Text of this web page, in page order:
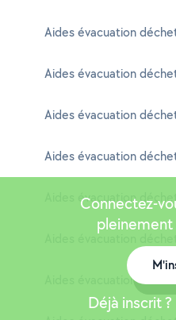
Aides évacuation
Aides évacuation
Aides évacuation
Aides évacuation
Aides évacuation
Aides évacuation
Aides évacuation
Connectez-
pleinement
Déjà inscrit